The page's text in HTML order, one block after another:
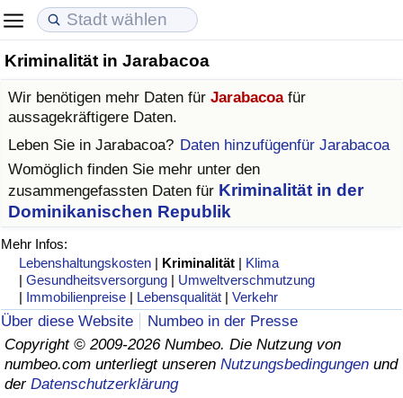
Kriminalität in Jarabacoa
Wir benötigen mehr Daten für Jarabacoafür
aussagekräftigere Daten.
Leben Sie in Jarabacoa? Daten hinzufügenfür Jarabacoa
Womöglich finden Sie mehr unter den
zusammengefassten Daten für Kriminalität in der
Dominikanischen Republik
Mehr Infos:
Lebenshaltungskosten | Kriminalität | Klima
|Gesundheitsversorgung | Umweltverschmutzung
| Immobilienpreise | Lebensqualität |Verkehr
Über diese Website
Numbeo in der Presse
Copyright © 2009-2026 Numbeo. Die Nutzung von
numbeo.com unterliegt unseren Nutzungsbedingungen und
der Datenschutzerklärung
Lebenshaltungskosten
Lebenshaltungskosten-Index (aktuell)
Lebenshaltungskosten-Index
Lebenshaltungskosten-Index nach Land
in Akaba
Immobilienpreise
Immobilienpreis-Index (aktuell)
Immobilienpreis-Index
Immobilienpreis-Index nach Land
Lebensqualität
Lebensqualität-Index
Lebensqualität-Index (aktuell)
Lebensqualitätsindex nach Land
Kriminalität
Kriminalitäts-Index (aktuell)
Kriminalitäts-Index
Kriminalitätsindex nach Land